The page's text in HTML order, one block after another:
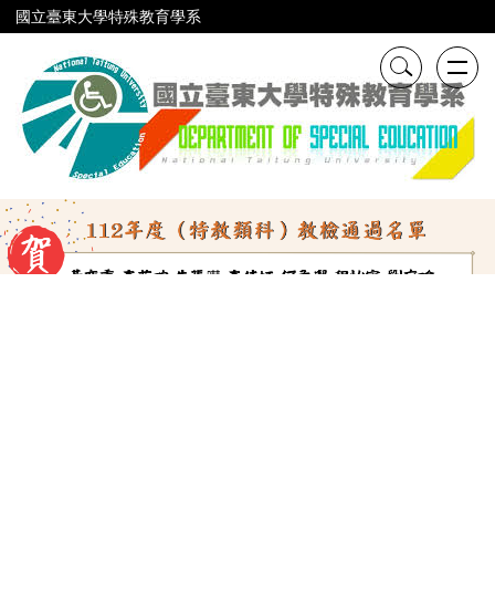
跳
到
內
容
國立臺東大學特殊教育學系